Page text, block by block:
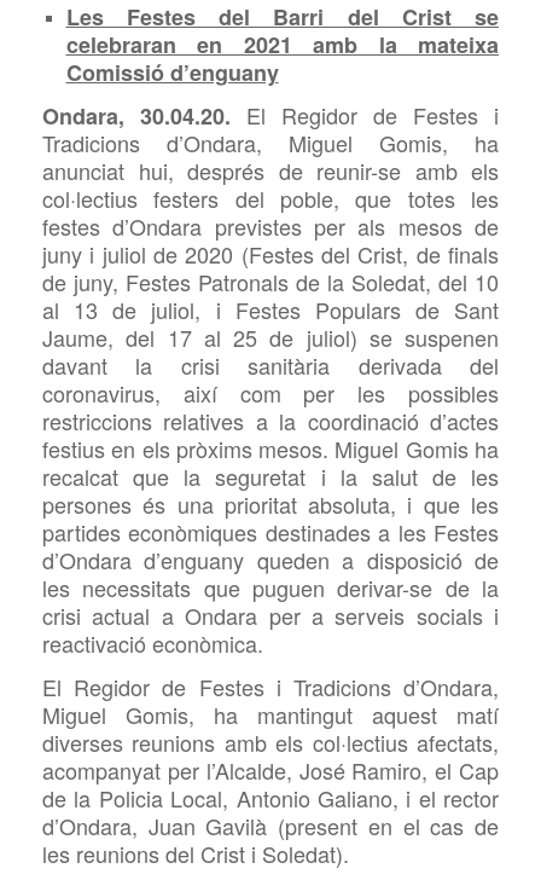
Les Festes del Barri del Crist se
celebraran en 2021 amb la mateixa
Comissió d’enguany
Ondara, 30.04.20. El Regidor de Festes i
Tradicions d’Ondara, Miguel Gomis, ha
anunciat hui, després de reunir-se amb els
col·lectius festers del poble, que totes les
festes d’Ondara previstes per als mesos de
juny i juliol de 2020 (Festes del Crist, de finals
de juny, Festes Patronals de la Soledat, del 10
al 13 de juliol, i Festes Populars de Sant
Jaume, del 17 al 25 de juliol) se suspenen
davant la crisi sanitària derivada del
coronavirus, així com per les possibles
restriccions relatives a la coordinació d’actes
festius en els pròxims mesos. Miguel Gomis ha
recalcat que la seguretat i la salut de les
persones és una prioritat absoluta, i que les
partides econòmiques destinades a les Festes
d’Ondara d’enguany queden a disposició de
les necessitats que puguen derivar-se de la
crisi actual a Ondara per aserveis socials i
reactivació econòmica.
El Regidor de Festes i Tradicions d’Ondara,
Miguel Gomis, ha mantingut aquest matí
diverses reunions amb els col·lectius afectats,
acompanyat per l’Alcalde, José Ramiro, el Cap
de la Policia Local, Antonio Galiano, i el rector
d’Ondara, JuanGavilà (present en el cas de
les reunions del Crist i Soledat).